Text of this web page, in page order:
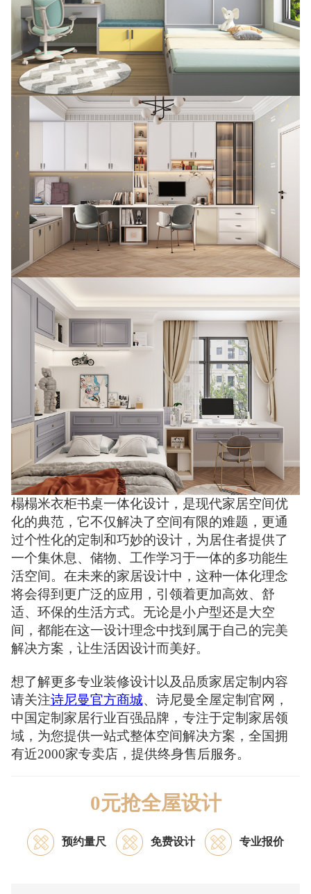
榻榻米衣柜书桌一体化设计，是现代家居空间优
化的典范，它不仅解决了空间有限的难题，更通
过个性化的定制和巧妙的设计，为居住者提供了
一个集休息、储物、工作学习于一体的多功能生
活空间。在未来的家居设计中，这种一体化理念
将会得到更广泛的应用，引领着更加高效、舒
适、环保的生活方式。无论是小户型还是大空
间，都能在这一设计理念中找到属于自己的完美
解决方案，让生活因设计而美好。
想了解更多专业装修设计以及品质家居定制内容
请关注诗尼曼官方商城、诗尼曼全屋定制官网，
中国定制家居行业百强品牌，专注于定制家居领
域，为您提供一站式整体空间解决方案，全国拥
有近2000家专卖店，提供终身售后服务。
0元抢全屋设计
预约量尺 免费设计 专业报价